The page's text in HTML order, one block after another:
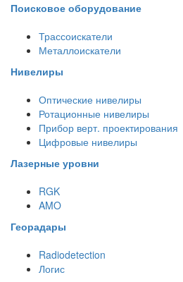
Поисковое оборудование
Трассоискатели
Металлоискатели
Нивелиры
Оптические нивелиры
Ротационные нивелиры
Прибор верт. проектирования
Цифровые нивелиры
Лазерные уровни
RGK
AMO
Георадары
Radiodetection
Логис